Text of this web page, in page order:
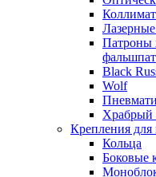
Лазерные
Патроны
Black
Wolf
Храбрый
Крепления для
Кольца
Боковые